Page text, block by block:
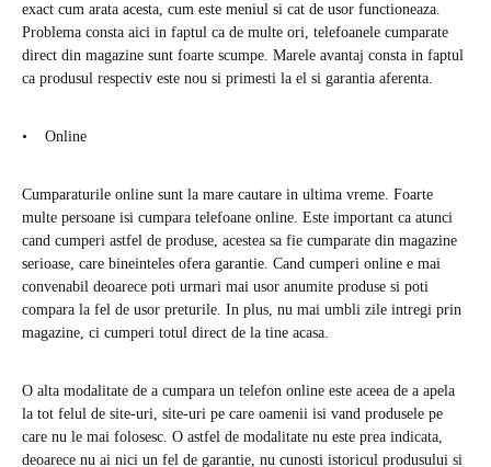
exact cum arata acesta, cum este meniul si cat de usor functioneaza.
Problema consta aici in faptul ca de multe ori, telefoanele cumparate
direct din magazine sunt foarte scumpe. Marele avantaj consta in faptul
ca produsul respectiv este nou si primesti la el si garantia aferenta.
• Online
Cumparaturile online sunt la mare cautare in ultima vreme. Foarte
multe persoane isi cumpara telefoane online. Este important ca atunci
cand cumperi astfel de produse, acestea sa fie cumparate din magazine
serioase, care bineinteles ofera garantie. Cand cumperi online e mai
convenabil deoarece poti urmari mai usor anumite produse si poti
compara la fel de usor preturile. In plus, nu mai umbli zile intregi prin
magazine, ci cumperi totul direct de la tine acasa.
O alta modalitate de a cumpara un telefon online este aceea de a apela
la tot felul de site-uri, site-uri pe care oamenii isi vand produsele pe
care nu le mai folosesc. O astfel de modalitate nu este prea indicata,
deoarece nu ai nici un fel de garantie, nu cunosti istoricul produsului si